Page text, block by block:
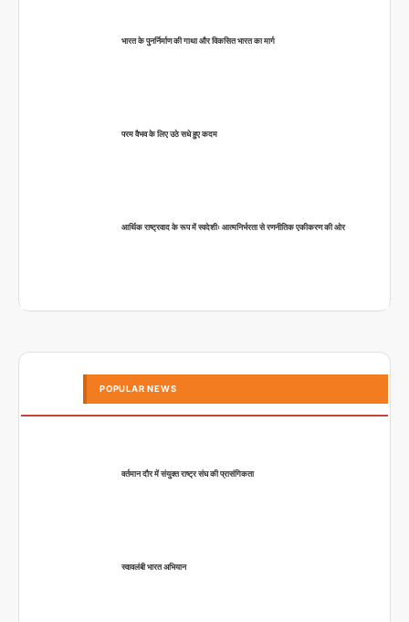
भारत के पुनर्निर्माण की गाथा और विकसित भारत का मार्ग
परम वैभव के लिए उठे सधे हुए कदम
आर्थिक राष्ट्रवाद के रूप में स्वदेशीः आत्मनिर्भरता से रणनीतिक एकीकरण की ओर
POPULAR NEWS
वर्तमान दौर में संयुक्त राष्ट्र संघ की प्रासंगिकता
स्वावलंबी भारत अभियान